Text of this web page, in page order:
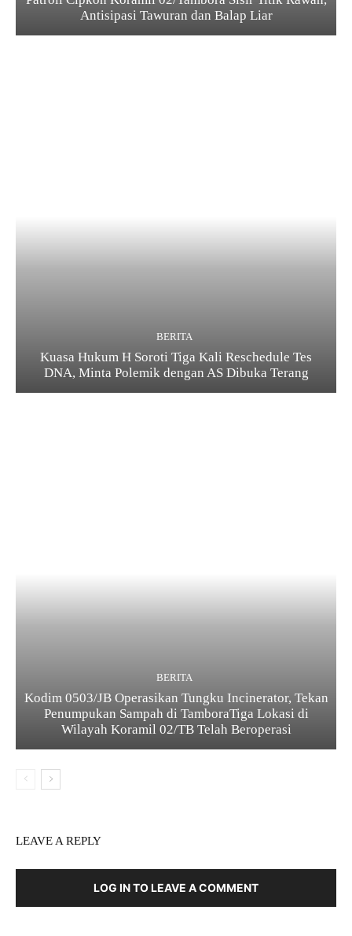
Antisipasi Tawuran dan Balap Liar
BERITA
Kuasa Hukum H Soroti Tiga Kali Reschedule Tes
DNA, Minta Polemik dengan AS Dibuka Terang
BERITA
Kodim 0503/JB Operasikan Tungku Incinerator, Tekan
Penumpukan Sampah di TamboraTiga Lokasi di
Wilayah Koramil 02/TB Telah Beroperasi
LEAVE A REPLY
LOG IN TO LEAVE A COMMENT